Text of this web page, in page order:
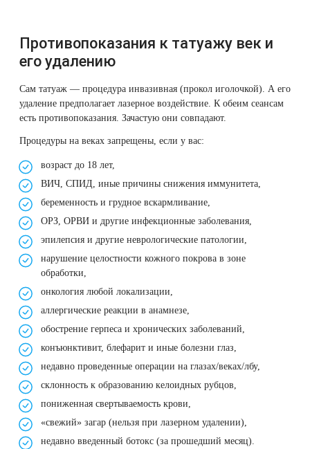
Противопоказания к татуажу век и
его удалению
Сам татуаж — процедура инвазивная (прокол иголочкой). А его
удаление предполагает лазерное воздействие. К обеим сеансам
есть противопоказания. Зачастую они совпадают.
Процедуры на веках запрещены, если у вас:
возраст до 18 лет,
ВИЧ, СПИД, иные причины снижения иммунитета,
беременность и грудное вскармливание,
ОРЗ, ОРВИ и другие инфекционные заболевания,
эпилепсия и другие неврологические патологии,
нарушение целостности кожного покрова в зоне
обработки,
онкология любой локализации,
аллергические реакции в анамнезе,
обострение герпеса и хронических заболеваний,
конъюнктивит, блефарит и иные болезни глаз,
недавно проведенные операции на глазах/веках/лбу,
склонность к образованиюкелоидных рубцов
пониженная свертываемость крови,
«свежий» загар (нельзя при лазерном удалении),
недавно введенный ботокс (за прошедший месяц).